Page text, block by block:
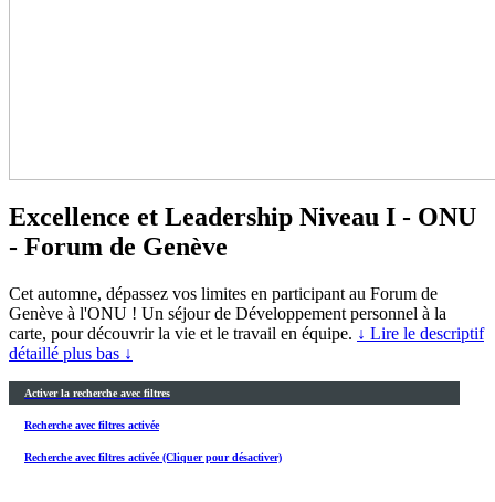
Excellence et Leadership Niveau I - ONU
- Forum de Genève
Cet automne, dépassez vos limites en participant au Forum de
Genève à l'ONU ! Un séjour de Développement personnel à la
carte, pour découvrir la vie et le travail en équipe. ↓ Lire le descriptif
détaillé plus bas ↓
Activer la recherche avec filtres
Recherche avec filtres activée
Recherche avec filtres activée (Cliquer pour désactiver)